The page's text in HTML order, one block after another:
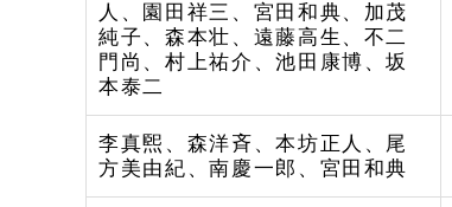
人、園田祥三、宮田和典、加茂
純子、森本壮、遠藤高生、不二
門尚、村上祐介、池田康博、坂
本泰二
李真煕、森洋斉、本坊正人、尾
方美由紀、南慶一郎、宮田和典